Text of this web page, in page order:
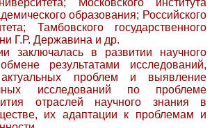
Московского института
образования; Российского
Тамбовского государственного
Г.Р. Державина и др.
заключалась в развитии научного
результатами исследований,
актуальных проблем и выявление
исследований по проблеме
отраслей научного знания в
их адаптации к проблемам и